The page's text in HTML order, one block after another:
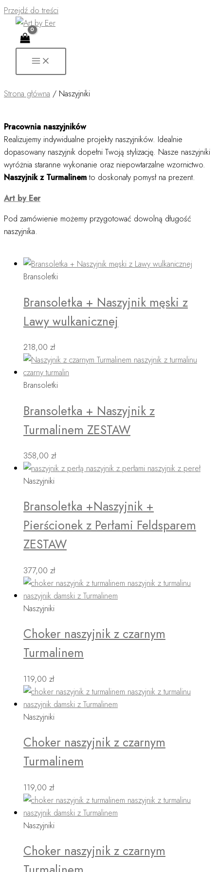
Przejdź do treści
Strona główna / Naszyjniki
Pracownia naszyjników
Realizujemy indywidualne projekty naszyjników. Idealnie
dopasowany naszyjnik dopełni Twoją stylizację. Nasze naszyjniki
wyróżnia staranne wykonanie oraz niepowtarzalne wzornictwo.
Naszyjnik z Turmalinemto doskonały pomysł na prezent.
Art by Eer
Pod zamówienie możemy przygotować dowolną długość
naszyjnika.
Bransoletki
Bransoletka + Naszyjnik męski z
Lawy wulkanicznej
218,00 zł
Bransoletki
Bransoletka + Naszyjnik z
Turmalinem ZESTAW
358,00 zł
Naszyjniki
Bransoletka +Naszyjnik +
Pierścionek z Perłami Feldsparem
ZESTAW
377,00 zł
Naszyjniki
Choker naszyjnik z czarnym
Turmalinem
119,00 zł
Naszyjniki
Choker naszyjnik z czarnym
Turmalinem
119,00 zł
Naszyjniki
Choker naszyjnik z czarnym